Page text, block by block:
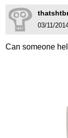
03/11/
Can someone